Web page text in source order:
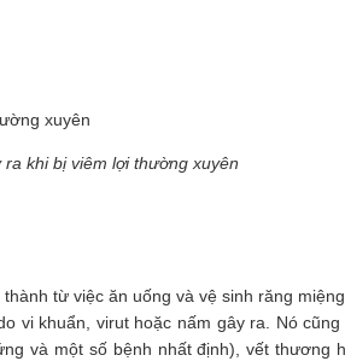
khi bị viêm lợi thường xuyên
từ việc ăn uống và vệ sinh răng miệng
vi khuẩn, virut hoặc nấm gây ra. Nó
và một số bệnh nhất định), vết thương